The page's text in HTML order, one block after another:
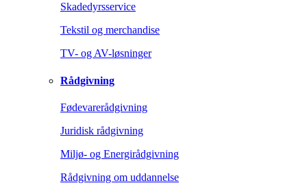
Skadedyrsservice
Tekstil og merchandise
TV- og AV-løsninger
Rådgivning
Fødevarerådgivning
Juridisk rådgivning
Miljø- og Energirådgivning
Rådgivning om uddannelse